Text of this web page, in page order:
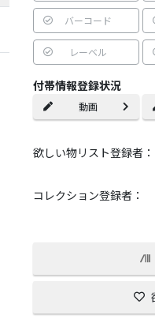
バーコード
レーベル
付帯情報登録状況
動画
欲しい物リスト登録者：
コレクション登録者：